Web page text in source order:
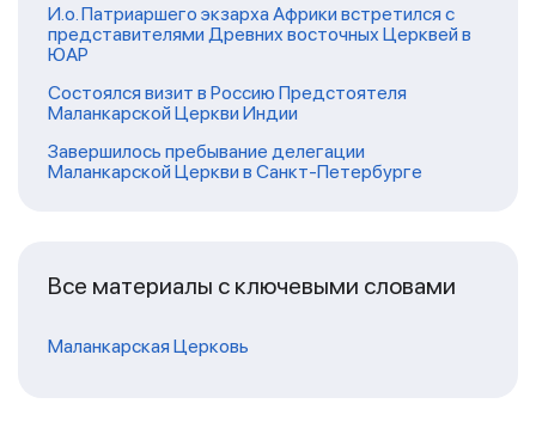
И.о. Патриаршего экзарха Африки встретился с
представителями Древних восточных Церквей в
ЮАР
Состоялся визит в Россию Предстоятеля
Маланкарской Церкви Индии
Завершилось пребывание делегации
Маланкарской Церкви в Санкт-Петербурге
Все материалы с ключевыми словами
Маланкарская Церковь